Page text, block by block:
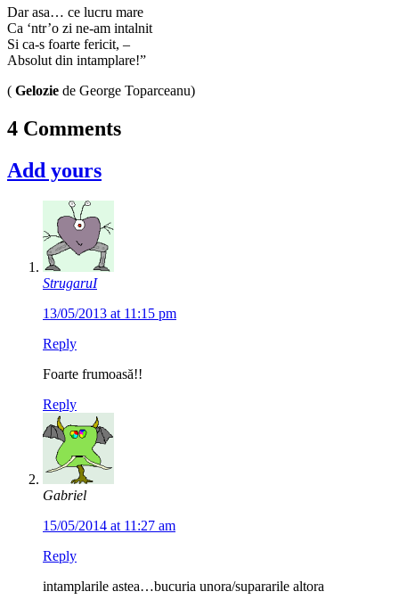
Dar asa… ce lucru mare
Ca ‘ntr’o zi ne-am intalnit
Si ca-s foarte fericit, –
Absolut din intamplare!”
( Gelozie de George Toparceanu)
4 Comments
Add yours
StrugaruI
13/05/2013 at 11:15 pm
Reply
Foarte frumoasă!!
Reply
Gabriel
15/05/2014 at 11:27 am
Reply
intamplarile astea…bucuria unora/supararile altora